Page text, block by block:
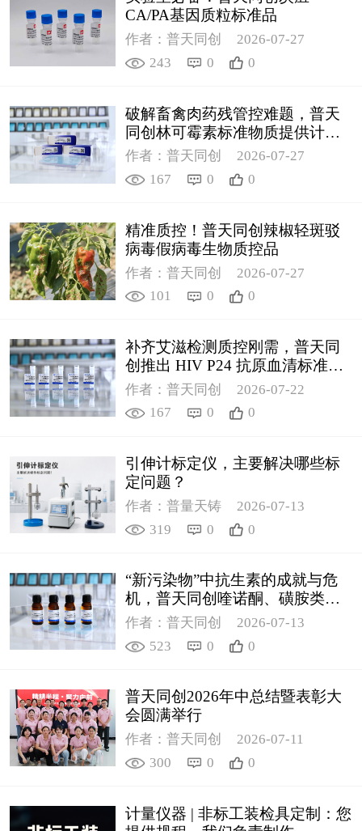
CA/PA基因质粒标准品
作者：普天同创
2026-07-27
243
0 0
破解畜禽肉药残管控难题，普天
同创林可霉素标准物质提供计量
支撑
作者：普天同创
2026-07-27
167
0 0
精准质控！普天同创辣椒轻斑驳
病毒假病毒生物质控品
作者：普天同创
2026-07-27
101
0 0
补齐艾滋检测质控刚需，普天同
创推出 HIV P24 抗原血清标准物
质
作者：普天同创
2026-07-22
167
0 0
引伸计标定仪，主要解决哪些标
定问题？
作者：普量天铸
2026-07-13
319
0 0
“新污染物”中抗生素的成就与危
机，普天同创喹诺酮、磺胺类质
控新品筑牢环境安全防线
作者：普天同创
2026-07-13
523
0 0
普天同创2026年中总结暨表彰大
会圆满举行
作者：普天同创
2026-07-11
300
0 0
计量仪器 | 非标工装检具定制：您